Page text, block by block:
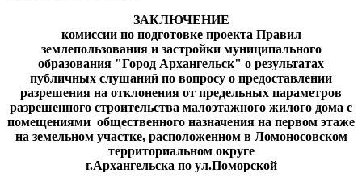
ЗАКЛЮЧЕНИЕ
комиссии по подготовке проекта Правил
землепользования и застройки муниципального
образования "Город Архангельск" о результатах
публичных слушаний по вопросу о предоставлении
разрешения на отклонения от предельных параметров
разрешенного строительства малоэтажного жилого дома с
помещениями общественного назначения на первом этаже
на земельном участке, расположенном в Ломоносовском
территориальном округе
г.Архангельска по ул.Поморской